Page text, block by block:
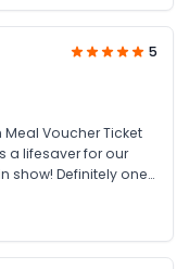
5
Voucher Ticket
a lifesaver for our
show! Definitely one